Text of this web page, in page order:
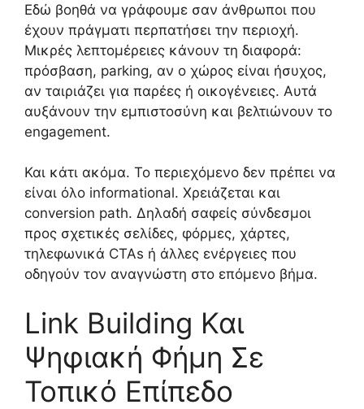
Εδώ βοηθά να γράφουμε σαν άνθρωποι που
έχουν πράγματι περπατήσει την περιοχή.
Μικρές λεπτομέρειες κάνουν τη διαφορά:
πρόσβαση, parking, αν ο χώρος είναι ήσυχος,
αν ταιριάζει για παρέες ή οικογένειες. Αυτά
αυξάνουν την εμπιστοσύνη και βελτιώνουν το
engagement.
Και κάτι ακόμα. Το περιεχόμενο δεν πρέπει να
είναι όλο informational. Χρειάζεται και
conversion path. Δηλαδή σαφείς σύνδεσμοι
προς σχετικές σελίδες, φόρμες, χάρτες,
τηλεφωνικά CTAs ή άλλες ενέργειες που
οδηγούν τον αναγνώστη στο επόμενο βήμα.
Link Building Και
Ψηφιακή Φήμη Σε
Τοπικό Επίπεδο